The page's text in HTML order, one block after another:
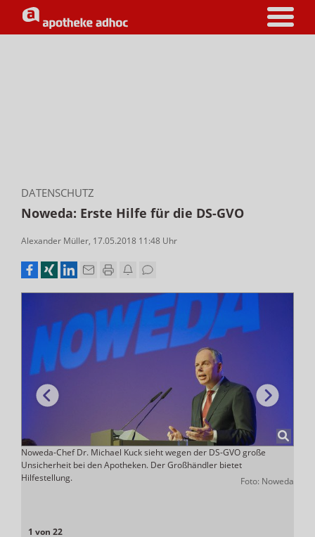
DATENSCHUTZ
Noweda: Erste Hilfe für die DS-GVO
Alexander Müller, 17.05.2018 11:48 Uhr
1 von 22
Noweda-Chef Dr. Michael Kuck sieht wegen der DS-GVO große
Unsicherheit bei den Apotheken. Der Großhändler bietet
Hilfestellung.
Foto: Noweda